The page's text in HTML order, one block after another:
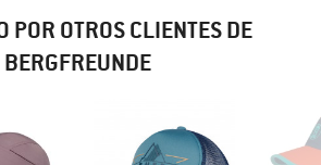
POR OTROS CLIENTES DE
BERGFREUNDE